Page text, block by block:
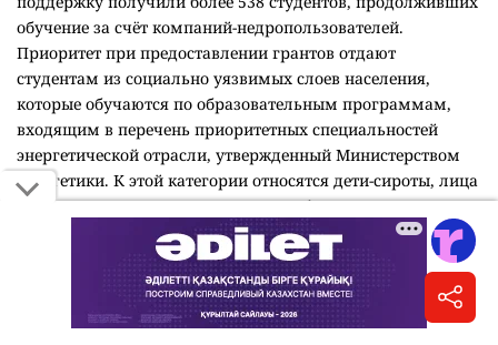
обучение за счёт компаний-недропользователей.
Приоритет при предоставлении грантов отдают
студентам из социально уязвимых слоев населения,
которые обучаются по образовательным программам,
входящим в перечень приоритетных специальностей
энергетической отрасли, утвержденный Министерством
энергетики. К этой категории относятся дети-сироты, лица
с инвалидностью, дети, оставшиеся без попечения
родителей, студенты, родители которых имеют
инвалидность или воспитывают детей с инвалидностью, а
также обучающиеся из неполных и многодетных семей.
Кроме того, университет предоставляет собственные
образовательные гранты и скидки на оплату обучения.